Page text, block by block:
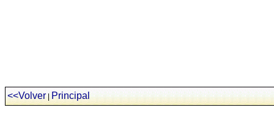
<<Volver|Principal